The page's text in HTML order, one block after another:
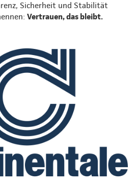
Sicherheit und Stabilität
Vertrauen, das bleibt.